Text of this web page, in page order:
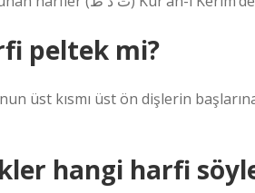
peltek mi?
üst kısmı üst ön dişlerin
hangi harfi